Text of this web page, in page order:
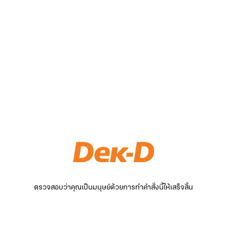
ตรวจสอบว่าคุณเป็นมนุษย์ด้วยการทำคำสั่งนี้ให้เสร็จสิ้น